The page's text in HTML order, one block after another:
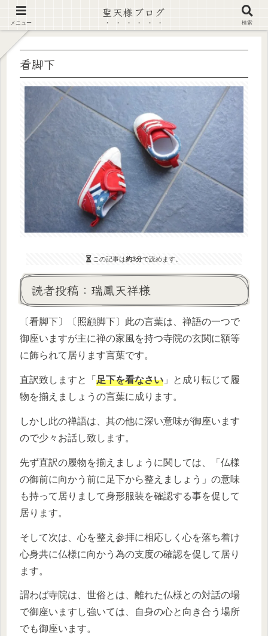
【注意喚起】偽サイト及び偽情報に注意 ▶確認する◀
看脚下
この記事は約3分で読めます。
読者投稿：瑞鳳天祥様
〔看脚下〕〔照顧脚下〕此の言葉は、禅語の一つで
御座いますが主に禅の家風を持つ寺院の玄関に額等
に飾られて居ります言葉です。
直訳致しますと「 足下を看なさい 」と成り転じて履
物を揃えましょうの言葉に成ります。
しかし此の禅語は、其の他に深い意味が御座います
ので少々お話し致します。
先ず直訳の履物を揃えましょうに関しては、「仏様
の御前に向かう前に足下から整えましょう」の意味
も持って居りまして身形服装を確認する事を促して
居ります。
そして次は、心を整え参拝に相応しく心を落ち着け
心身共に仏様に向かう為の支度の確認を促して居り
ます。
謂わば寺院は、世俗とは、離れた仏様との対話の場
で御座いますし強いては、自身の心と向き合う場所
でも御座います。
メニュー
聖天様ブログ
検索